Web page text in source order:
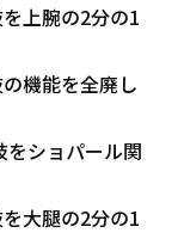
上腕の2分の1
機能を全廃し
ショパール関
大腿の2分の1